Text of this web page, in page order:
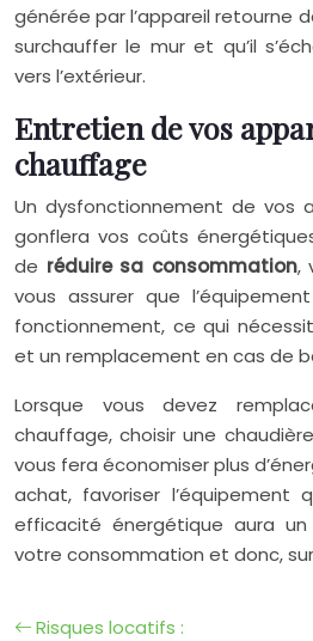
générée par l’appareil retourne
surchauffer le mur et qu’il
vers l’extérieur.
Entretien de vos
chauffage
Un dysfonctionnement de vos
gonflera vos coûts
de réduire sa consommation,
vous assurer que
fonctionnement, ce qui
et un remplacement en cas de
Lorsque vous devez
chauffage, choisir une
vous fera économiser plus
achat, favoriser l’équipement
efficacité énergétique aura
votre consommation et donc,
Risques locatifs :